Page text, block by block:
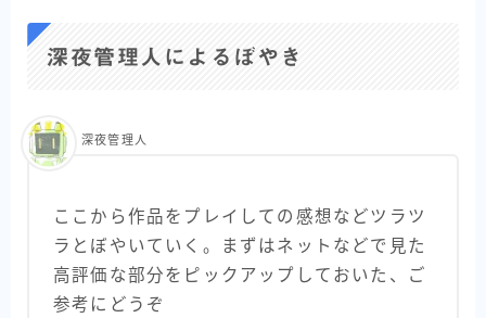
深夜管理人によるぼやき
ここから作品をプレイしての感想などツラツ
ラとぼやいていく。まずはネットなどで見た
高評価な部分をピックアップしておいた、ご
参考にどうぞ
深夜管理人